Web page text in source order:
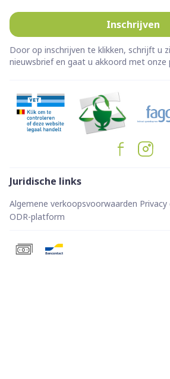
Inschrijven
Door op inschrijven te klikken, schrijft u
nieuwsbrief en gaat u akkoord met onze
Juridische links
Algemene verkoopsvoorwaarden
ODR-platform